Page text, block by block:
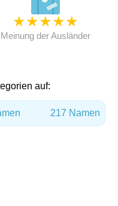
★★★★★
Meinung der Ausländer
auf:
217 Namen